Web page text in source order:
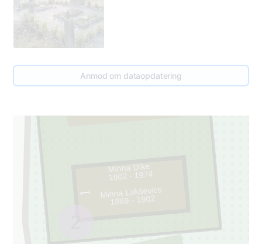
Anmod om dataopdatering
1
Minna Dīķe
1902 - 1974
Minna Lukševics
1869 - 1902